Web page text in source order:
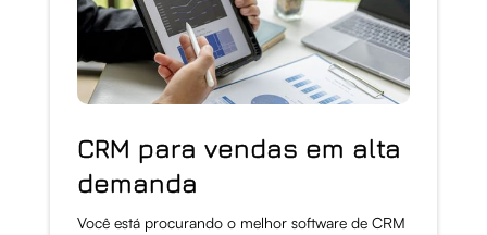
CRM para vendas em alta
demanda
Você está procurando o melhor software de CRM